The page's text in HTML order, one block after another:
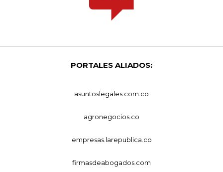
PORTALES ALIADOS:
asuntoslegales.com.co
agronegocios.co
empresas.larepublica.co
firmasdeabogados.com